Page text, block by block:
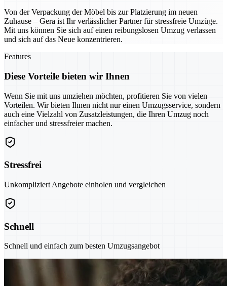
Von der Verpackung der Möbel bis zur Platzierung im neuen
Zuhause – Gera ist Ihr verlässlicher Partner für stressfreie Umzüge.
Mit uns können Sie sich auf einen reibungslosen Umzug verlassen
und sich auf das Neue konzentrieren.
Features
Diese Vorteile bieten wir Ihnen
Wenn Sie mit uns umziehen möchten, profitieren Sie von vielen
Vorteilen. Wir bieten Ihnen nicht nur einen Umzugsservice, sondern
auch eine Vielzahl von Zusatzleistungen, die Ihren Umzug noch
einfacher und stressfreier machen.
Stressfrei
Unkompliziert Angebote einholen und vergleichen
Schnell
Schnell und einfach zum besten Umzugsangebot